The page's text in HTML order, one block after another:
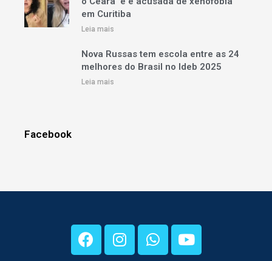
em Curitiba
Leia mais
Nova Russas tem escola entre as 24
melhores do Brasil no Ideb 2025
Leia mais
Facebook